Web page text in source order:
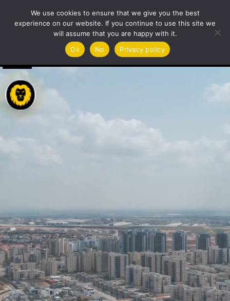
We use cookies to ensure that we give you the best
experience on our website. If you continue to use this site we
will assume that you are happy with it.
Ok
No Privacy policy